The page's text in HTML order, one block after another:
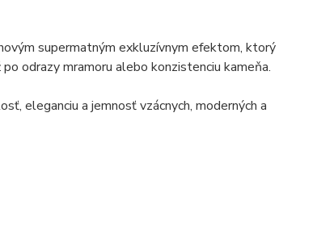
supermatným exkluzívnym efektom, ktorý
odrazy mramoru alebo konzistenciu kameňa.
eleganciu a jemnosť vzácnych, moderných a